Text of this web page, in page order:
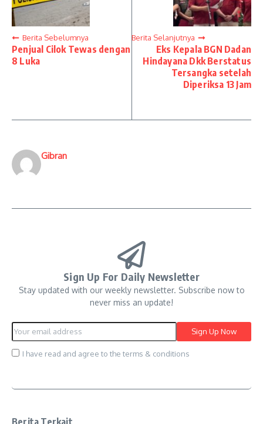
Berita Sebelumnya
Penjual Cilok Tewas dengan
8 Luka
Berita Selanjutnya
Eks Kepala BGN Dadan
Hindayana Dkk Berstatus
Tersangka setelah
Diperiksa 13 Jam
Gibran
Sign Up For Daily Newsletter
Stay updated with our weekly newsletter. Subscribe now to
never miss an update!
I have read and agree to the terms & conditions
Berita Terkait